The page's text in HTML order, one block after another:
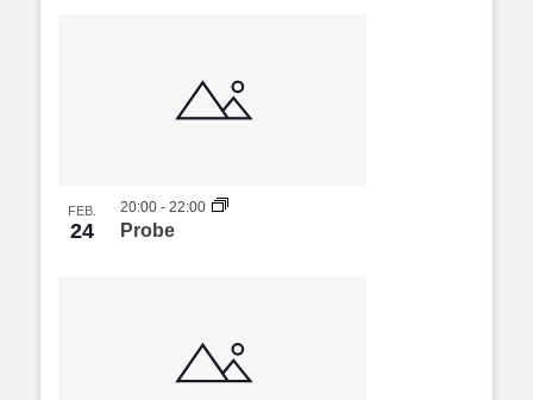
FEB.
24 Probe
20:00-22:00